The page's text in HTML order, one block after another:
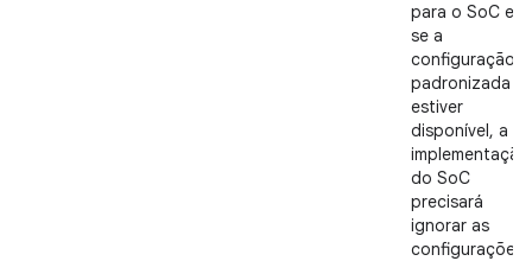
para o SoC e,
se a
configuração
padronizada
estiver
disponível, a
implementação
do SoC
precisará
ignorar as
configurações